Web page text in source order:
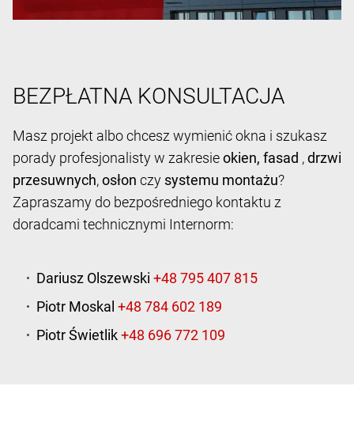
BEZPŁATNA KONSULTACJA
Masz projekt albo chcesz wymienić okna i szukasz
porady profesjonalisty w zakresieokien, fasad ,drzwi
przesuwnych,osłon czy systemu montażu?
Zapraszamy do bezpośredniego kontaktu z
doradcami technicznymi Internorm:
Dariusz Olszewski
Piotr Moskal
Piotr Świetlik